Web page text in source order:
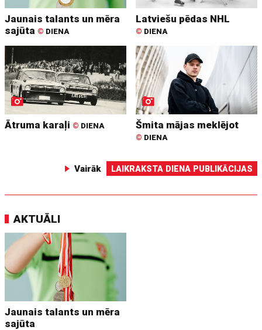
Jaunais talants un mēra
sajūta © DIENA
Latviešu pēdas NHL
© DIENA
Ātruma karaļi © DIENA Šmita mājas meklējot
© DIENA
Vairāk LAIKRAKSTA DIENA PUBLIKĀCIJAS
AKTUĀLI
Jaunais talants un mēra
sajūta